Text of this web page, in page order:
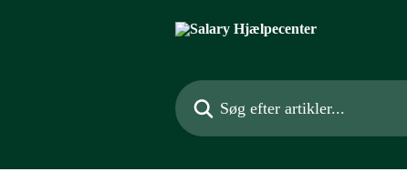
Søg efter artikler...